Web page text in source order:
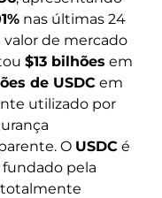
nas últimas 24
valor de mercado
$13 bilhões em
de USDC em
utilizado por
O USDC é
pela
totalmente